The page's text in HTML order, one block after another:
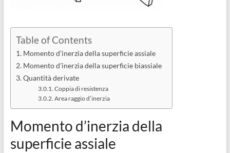
Table of Contents
Momento d’inerzia della superficie assiale
Momento d’inerzia della superficie biassiale
Quantità derivate
Coppia di resistenza
Area raggio d’inerzia
Momento d’inerzia della
superficie assiale